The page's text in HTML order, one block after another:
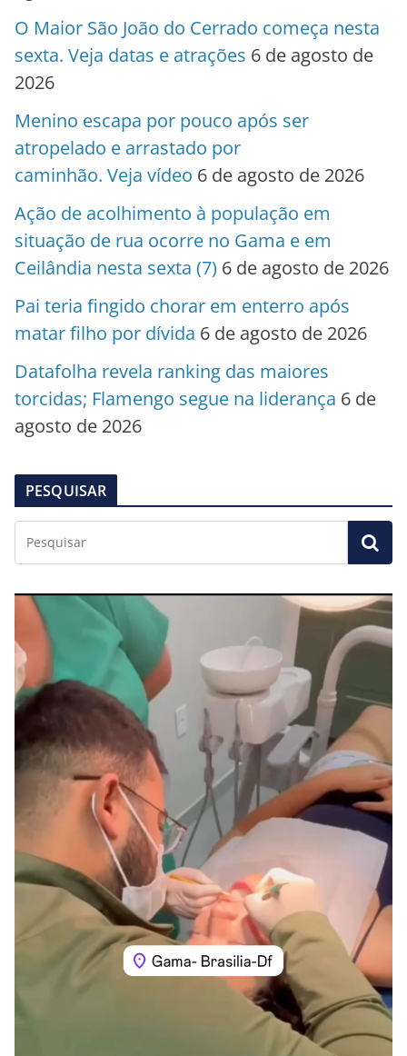
O Maior São João do Cerrado começa nesta
sexta. Veja datas e atrações 6 de agosto de
2026
Menino escapa por pouco após ser
atropelado e arrastado por
caminhão. Veja vídeo 6 de agosto de 2026
Ação de acolhimento à população em
situação de rua ocorre no Gama e em
Ceilândia nesta sexta (7) 6 de agosto de 2026
Pai teria fingido chorar em enterro após
matar filho por dívida 6 de agosto de 2026
Datafolha revela ranking das maiores
torcidas; Flamengo segue na liderança 6 de
agosto de 2026
PESQUISAR